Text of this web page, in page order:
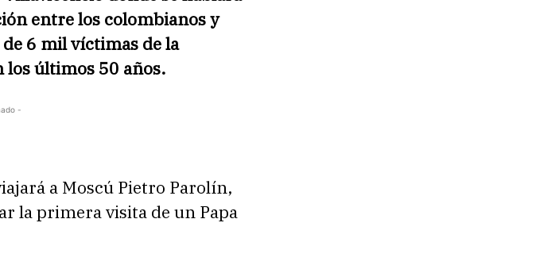
entre los colombianos y
6 mil víctimas de la
los últimos 50 años.
-
a Moscú Pietro Parolín,
la primera visita de un Papa